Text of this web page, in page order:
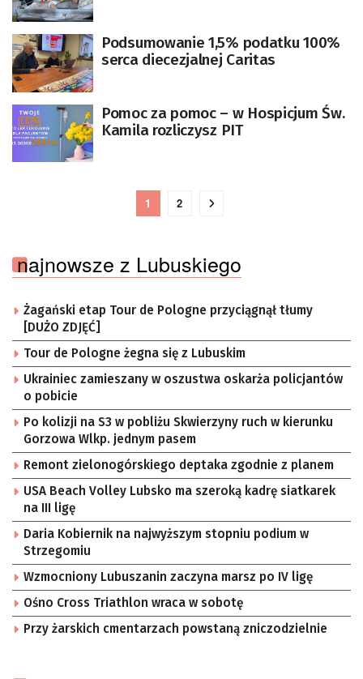
Podsumowanie 1,5% podatku 100%
serca diecezjalnej Caritas
Pomoc za pomoc – w Hospicjum Św.
Kamila rozliczysz PIT
1 2
najnowsze z Lubuskiego
Żagański etap Tour de Pologne przyciągnął tłumy
[DUŻO ZDJĘĆ]
Tour de Pologne żegna się z Lubuskim
Ukrainiec zamieszany w oszustwa oskarża policjantów
o pobicie
Po kolizji na S3 w pobliżu Skwierzyny ruch w kierunku
Gorzowa Wlkp. jednym pasem
Remont zielonogórskiego deptaka zgodnie z planem
USA Beach Volley Lubsko ma szeroką kadrę siatkarek
na III ligę
Daria Kobiernik na najwyższym stopniu podium w
Strzegomiu
Wzmocniony Lubuszanin zaczyna marsz po IV ligę
Ośno Cross Triathlon wraca w sobotę
Przy żarskich cmentarzach powstaną zniczodzielnie